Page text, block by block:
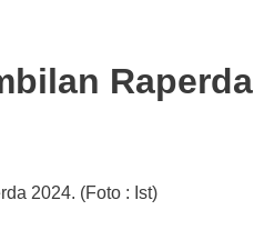
Raperda
2024. (Foto : Ist)